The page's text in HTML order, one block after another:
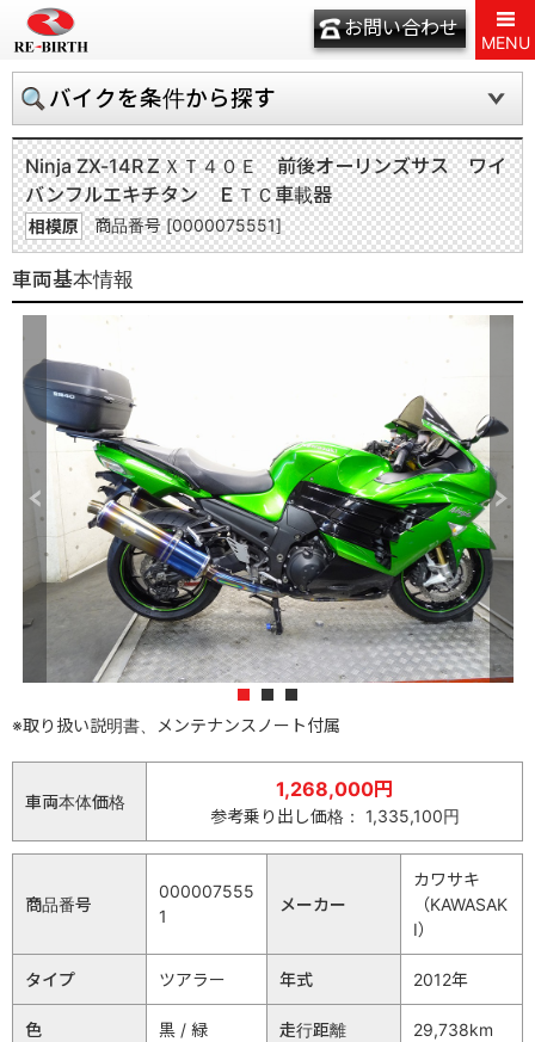
お問い合わせ
MENU
バイクを条件から探す
Ninja ZX-14RＺＸＴ４０Ｅ 前後オーリンズサス ワイ
バンフルエキチタン ＥＴＣ車載器
相模原 商品番号 [0000075551]
車両基本情報
Previous Next
1 2
※取り扱い説明書、メンテナンスノート付属
車両本体価格
1,268,000円
参考乗り出し価格： 1,335,100円
商品番号
000007555
1
メーカー
カワサキ
（KAWASAK
I）
タイプ ツアラー 年式 2012年
色 黒 / 緑 走行距離 29,738km